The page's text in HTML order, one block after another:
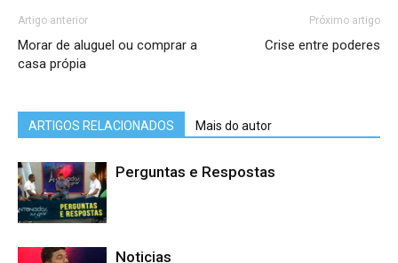
Artigo anterior
Morar de aluguel ou comprar a
casa própia
Próximo artigo
Crise entre poderes
ARTIGOS RELACIONADOS Mais do autor
Perguntas e Respostas
Noticias